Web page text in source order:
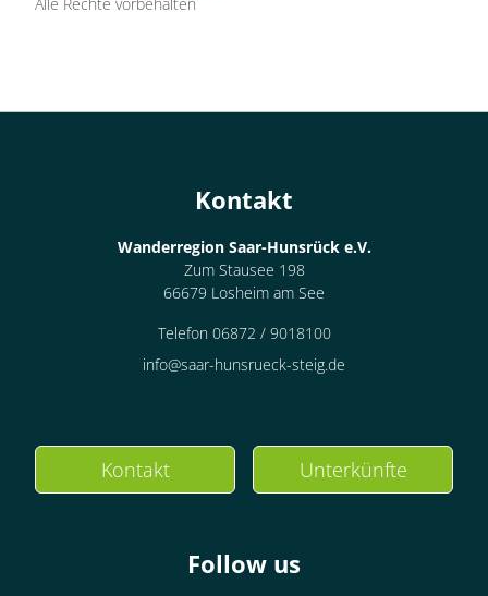
Kontakt
Wanderregion Saar-Hunsrück e.V.
Zum Stausee 198
66679 Losheim am See
Telefon 06872 / 9018100
info@saar-hunsrueck-steig.de
Kontakt Unterkünfte
Follow us